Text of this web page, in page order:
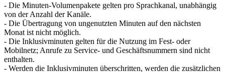
- Die Minuten-Volumenpakete gelten pro Sprachkanal, unabhängig
von der Anzahl der Kanäle.
- Die Übertragung von ungenutzten Minuten auf den nächsten
Monat ist nicht möglich.
- Die Inklusivminuten gelten für die Nutzung im Fest- oder
Mobilnetz; Anrufe zu Service- und Geschäftsnummern sind nicht
enthalten.
- Werden die Inklusivminuten überschritten, werden die zusätzlichen